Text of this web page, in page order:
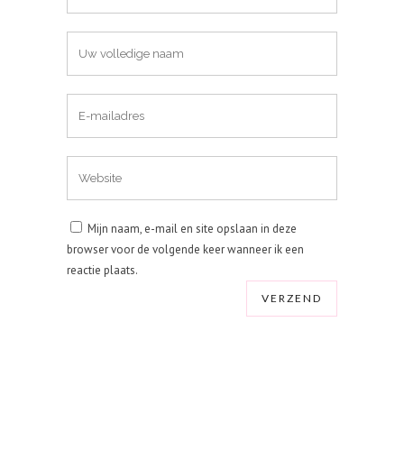
Mijn naam, e-mail en site opslaan in deze
browser voor de volgende keer wanneer ik een
reactie plaats.